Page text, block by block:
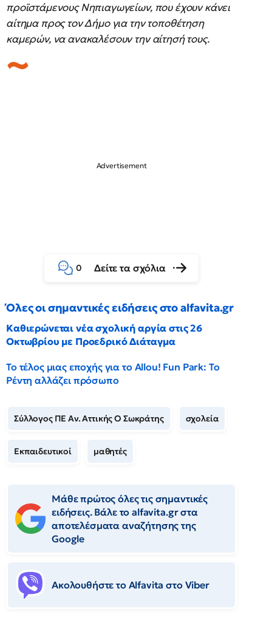
προϊστάμενους Νηπιαγωγείων, που έχουν κάνει
αίτημα προς τον Δήμο για την τοποθέτηση
καμερών, να ανακαλέσουν την αίτησή τους.
0 Δείτε τα σχόλια
Όλες οι σημαντικές ειδήσεις στο alfavita.gr
Καθιερώνεται νέα σχολική αργία στις 26
Οκτωβρίου με Προεδρικό Διάταγμα
Το τέλος μιας εποχής για το Allou! Fun Park: Το
Ρέντη αλλάζει πρόσωπο
Σύλλογος ΠΕ Αν. Αττικής Ο Σωκράτης σχολεία
Εκπαιδευτικοί μαθητές
Μάθε πρώτος όλες τις σημαντικές
ειδήσεις. Βάλε το alfavita.gr στα
αποτελέσματα αναζήτησης της
Google
Ακολουθήστε το Αlfavita στο Viber